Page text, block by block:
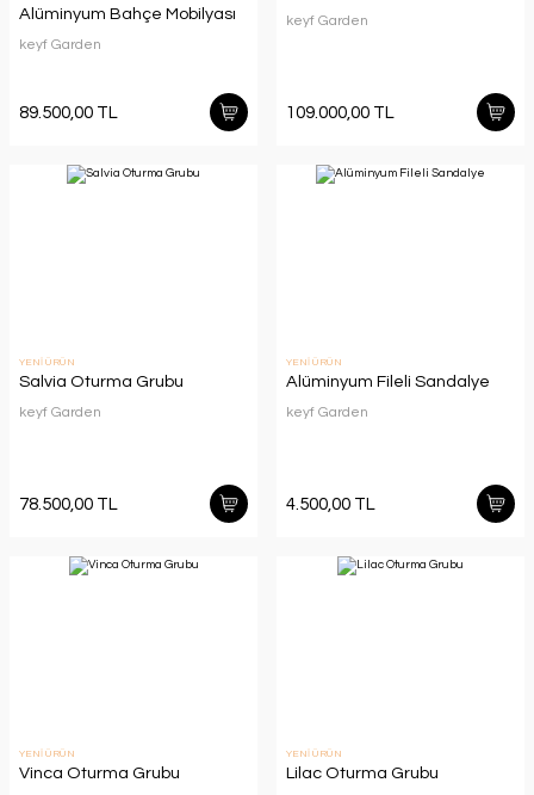
Alüminyum Bahçe Mobilyası
keyf Garden
89.500,00 TL
keyf Garden
109.000,00 TL
YENİ ÜRÜN
Salvia Oturma Grubu
keyf Garden
78.500,00 TL
YENİ ÜRÜN
Alüminyum Fileli Sandalye
keyf Garden
4.500,00 TL
YENİ ÜRÜN
Vinca Oturma Grubu
YENİ ÜRÜN
Lilac Oturma Grubu